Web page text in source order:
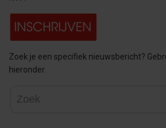
Zoek je een specifiek nieuwsbericht?
hieronder.